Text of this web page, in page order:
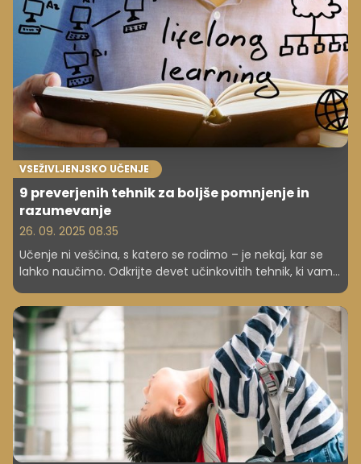
VSEŽIVLJENJSKO UČENJE
9 preverjenih tehnik za boljše pomnjenje in
razumevanje
26. 09. 2025 08.35
Učenje ni veščina, s katero se rodimo – je nekaj, kar se
lahko naučimo. Odkrijte devet učinkovitih tehnik, ki vam
uporabo znanja. Od vizualizacije in miselnih vzorcev do
mnemotehnik in palače spomina – preverite, katera
metoda vam najbolj ustreza. Učite se pametneje, ne
več.